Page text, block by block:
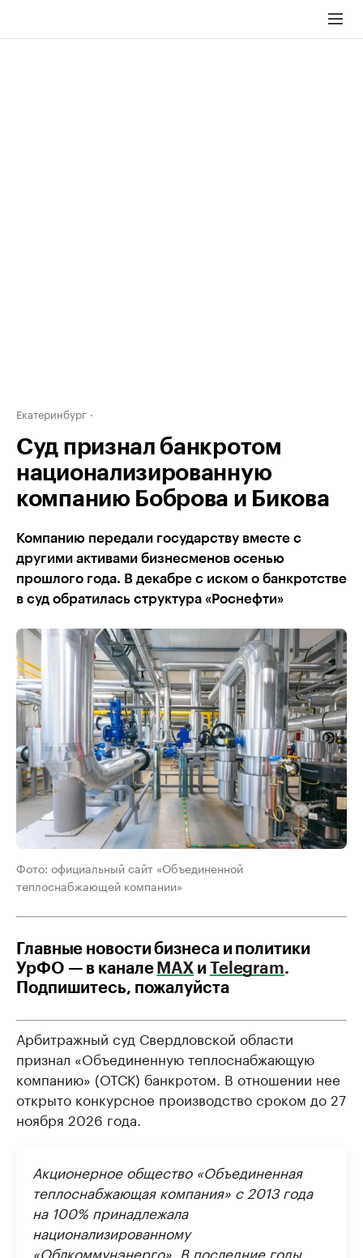
Екатеринбург
Суд признал банкротом
национализированную
компанию Боброва и Бикова
Компанию передали государству вместе с
другими активами бизнесменов осенью
прошлого года. В декабре с иском о банкротстве
в суд обратилась структура «Роснефти»
Фото: официальный сайт «Объединенной
теплоснабжающей компании»
Главные новости бизнеса и политики
УрФО — в канале МАХ и Telegram.
Подпишитесь, пожалуйста
Арбитражный суд Свердловской области
признал «Объединенную теплоснабжающую
компанию» (ОТСК) банкротом. В отношении нее
открыто конкурсное производство сроком до 27
ноября 2026 года.
Акционерное общество «Объединенная
теплоснабжающая компания» c 2013 года
на 100% принадлежала
национализированному
«Облкоммунэнерго». В последние годы